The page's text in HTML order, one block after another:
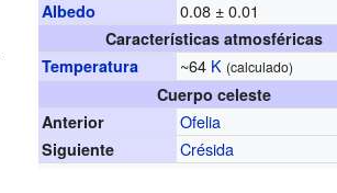
Albedo 0.08 ± 0.01
Características atmosféricas
Temperatura
~64 K (calculado)
Cuerpo celeste
Anterior
Ofelia
Siguiente Crésida